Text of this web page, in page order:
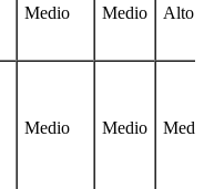
Medio Medio Alto
Medio Medio